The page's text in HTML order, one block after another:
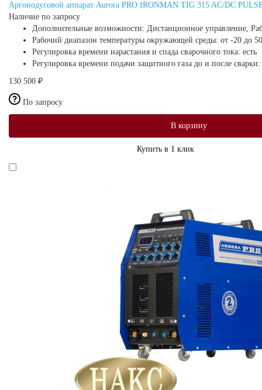
Аргонодуговой аппарат Aurora PRO IRONMAN TIG 315 AC/DC
Наличие по запросу
Дополнительные возможности: Дистанционное управление,
Рабочий диапазон температуры окружающей среды: от -20 до
Регулировка времени нарастания и спада сварочного тока: есть
Регулировка времени подачи защитного газа до и после сварки:
130 500 ₽
По запросу
В корзину
Купить в 1 клик